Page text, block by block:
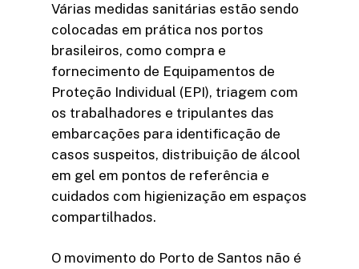
Várias medidas sanitárias estão sendo
colocadas em prática nos portos
brasileiros, como compra e
fornecimento de Equipamentos de
Proteção Individual (EPI), triagem com
os trabalhadores e tripulantes das
embarcações para identificação de
casos suspeitos, distribuição de álcool
em gel em pontos de referência e
cuidados com higienização em espaços
compartilhados.
O movimento do Porto de Santos não é